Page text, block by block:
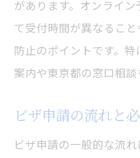
があります。オンライ
て受付時間が異なるこ
防止のポイントです。
案内や東京都の窓口相談
ビザ申請の流れと
ビザ申請の一般的な流